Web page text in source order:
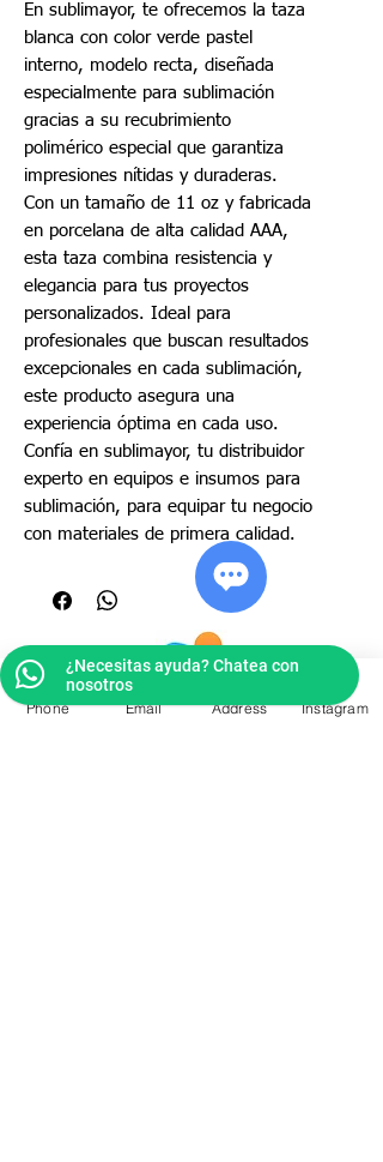
En sublimayor, te ofrecemos la taza
blanca con color verde pastel
interno, modelo recta, diseñada
especialmente para sublimación
gracias a su recubrimiento
polimérico especial que garantiza
impresiones nítidas y duraderas.
Con un tamaño de 11 oz y fabricada
en porcelana de alta calidad AAA,
esta taza combina resistencia y
elegancia para tus proyectos
personalizados. Ideal para
profesionales que buscan resultados
excepcionales en cada sublimación,
este producto asegura una
experiencia óptima en cada uso.
Confía en sublimayor, tu distribuidor
experto en equipos e insumos para
sublimación, para equipar tu negocio
con materiales de primera calidad.
Phone Email Address Instagram
¿Necesitas ayuda? Chatea con
nosotros